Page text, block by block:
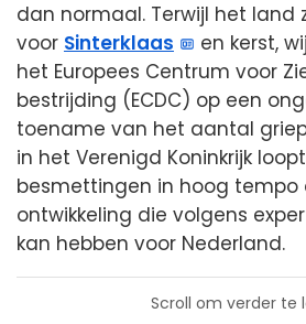
dan normaal. Terwijl het land
voor Sinterklaas
en kerst,
het Europees Centrum voor
bestrijding (ECDC) op een
toename van het aantal
in het Verenigd Koninkrijk
besmettingen in hoog tempo
ontwikkeling die volgens
kan hebben voor Nederland.
Scroll om verder te